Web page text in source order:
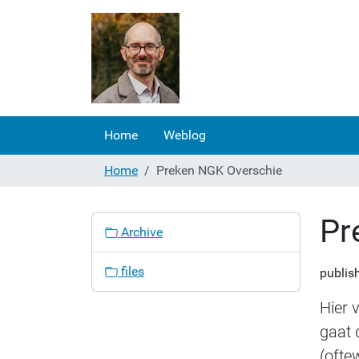
Home Weblog
Home
Preken NGK Overschie
Hier
gaat
Archive
files